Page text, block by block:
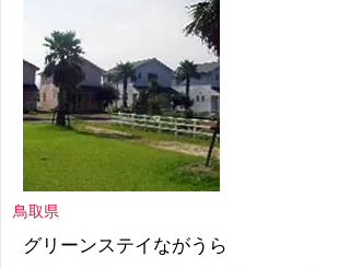
鳥取県
グリーンステイながうら